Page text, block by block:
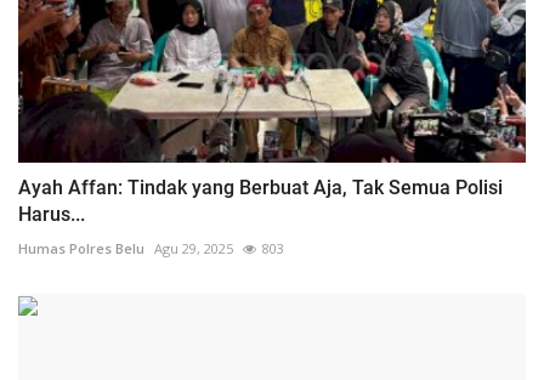
Ayah Affan: Tindak yang Berbuat Aja, Tak Semua Polisi
Harus...
Humas Polres Belu Agu 29, 2025 803